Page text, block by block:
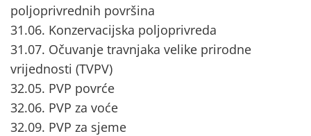
poljoprivrednih površina
31.06. Konzervacijska poljoprivreda
31.07. Očuvanje travnjaka velike prirodne
vrijednosti (TVPV)
32.05. PVP povrće
32.06. PVP za voće
32.09. PVP za sjeme